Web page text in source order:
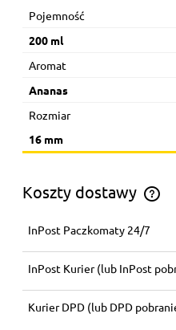
Pojemność
200 ml
Aromat
Ananas
Rozmiar
16 mm
Koszty dostawy
Koszt dostawy zależy od
InPost Paczkomaty 24/7
InPost Kurier(lub InPost
Kurier DPD (lub DPD